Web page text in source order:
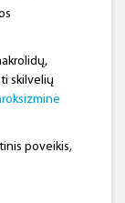
skilvelių
poveikis,